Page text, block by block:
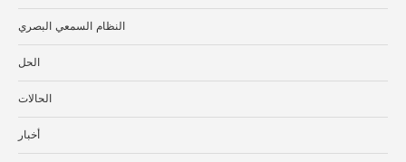
النظام السمعي البصري
الحل
الحالات
أخبار